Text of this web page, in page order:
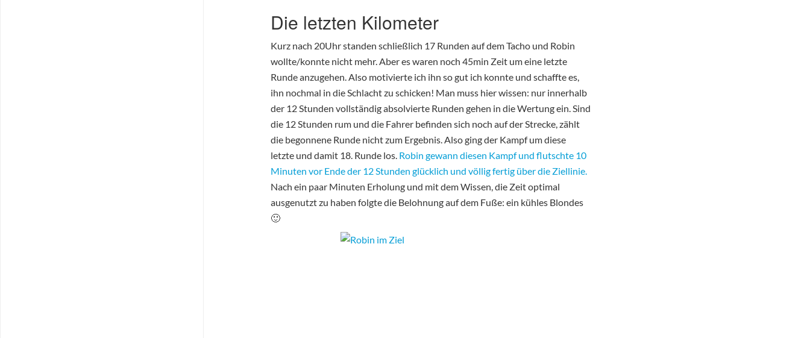
Die letzten Kilometer
Kurz nach 20Uhr standen schließlich 17 Runden auf dem Tacho und Robin
wollte/konnte nicht mehr. Aber es waren noch 45min Zeit um eine letzte
Runde anzugehen. Also motivierte ich ihn so gut ich konnte und schaffte es,
ihn nochmal in die Schlacht zu schicken! Man muss hier wissen: nur innerhalb
der 12 Stunden vollständig absolvierte Runden gehen in die Wertung ein. Sind
die 12 Stunden rum und die Fahrer befinden sich noch auf der Strecke, zählt
die begonnene Runde nicht zum Ergebnis. Also ging der Kampf um diese
letzte und damit 18. Runde los. Robin gewann diesen Kampf und flutschte 10
Minuten vor Ende der 12 Stunden glücklich und völlig fertig über die Ziellinie.
Nach ein paar Minuten Erholung und mit dem Wissen, die Zeit optimal
ausgenutzt zu haben folgte die Belohnung auf dem Fuße: ein kühles Blondes
🙂